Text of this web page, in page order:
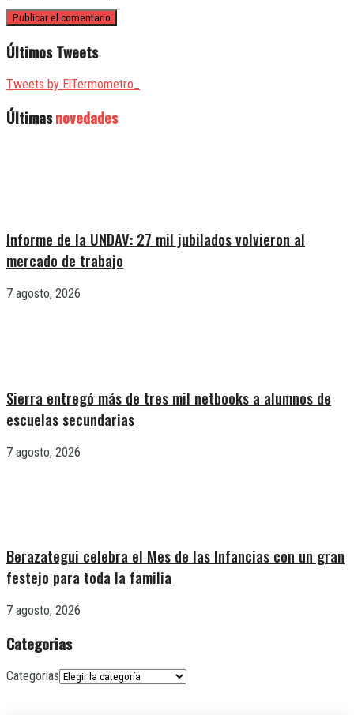
Últimos Tweets
Tweets by ElTermometro_
Últimasnovedades
Informe de la UNDAV: 27 mil jubilados volvieron al
mercado de trabajo
7 agosto, 2026
Sierra entregó más de tres mil netbooks a alumnos de
escuelas secundarias
7 agosto, 2026
Berazategui celebra el Mes de las Infancias con un gran
festejo para toda la familia
7 agosto, 2026
Categorias
Categorias